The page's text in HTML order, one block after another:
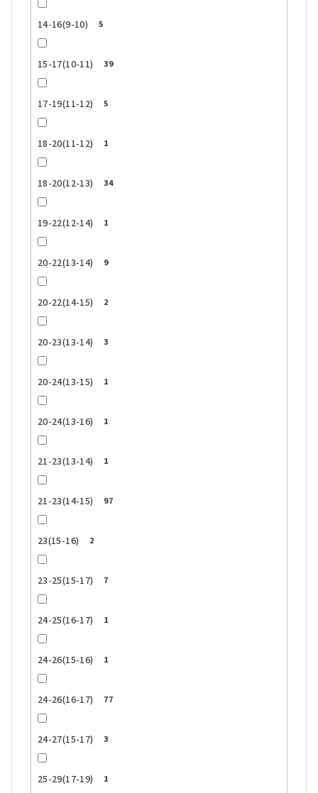
14-16(9-10) 5
15-17(10-11) 39
17-19(11-12) 5
18-20(11-12) 1
18-20(12-13) 34
19-22(12-14) 1
20-22(13-14) 9
20-22(14-15) 2
20-23(13-14) 3
20-24(13-15) 1
20-24(13-16) 1
21-23(13-14) 1
21-23(14-15) 97
23(15-16) 2
23-25(15-17) 7
24-25(16-17) 1
24-26(15-16) 1
24-26(16-17) 77
24-27(15-17) 3
25-29(17-19) 1